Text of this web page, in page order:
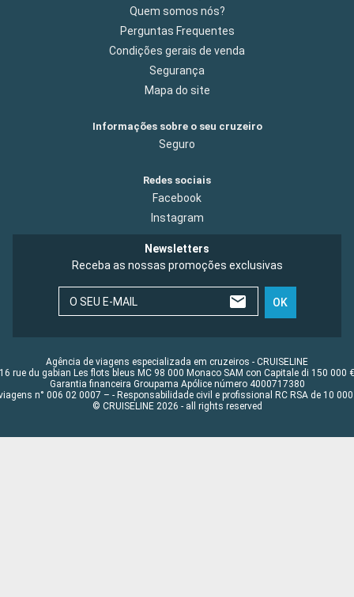
Quem somos nós?
Perguntas Frequentes
Condições gerais de venda
Segurança
Mapa do site
Informações sobre o seu cruzeiro
Seguro
Redes sociais
Facebook
Instagram
Newsletters
Receba as nossas promoções exclusivas
O SEU E-MAIL OK
Agência de viagens especializada em cruzeiros - CRUISELINE
16 rue du gabian Les flots bleus MC 98 000 Monaco SAM con Capitale di 150 000 €
Garantia financeira Groupama Apólice número 4000717380
n° 006 02 0007 – - Responsabilidade civil e profissional RC RSA de 10 000
© CRUISELINE 2026 - all rights reserved